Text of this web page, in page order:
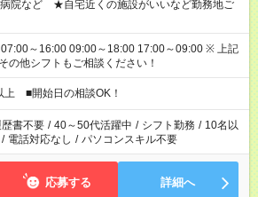
院など ★自宅近くの施設がいいなど勤務地ご
～16:00 09:00～18:00 17:00～09:00 ※ 上記
の他シフトもご相談ください！
上 ■開始日の相談OK！
歴書不要 / 40～50代活躍中 / シフト勤務 / 10名以
/ 電話対応なし / パソコンスキル不要
応募する 詳細へ